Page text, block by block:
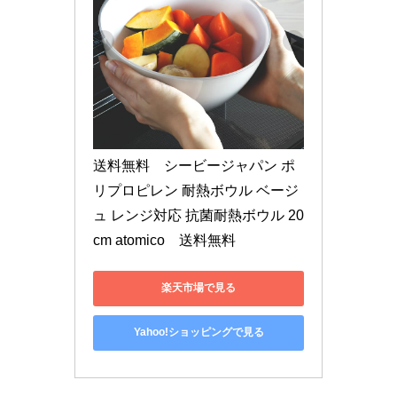
送料無料　シービージャパン ポ
リプロピレン 耐熱ボウル ベージ
ュ レンジ対応 抗菌耐熱ボウル 20
cm atomico　送料無料
楽天市場で見る
Yahoo!ショッピングで見る